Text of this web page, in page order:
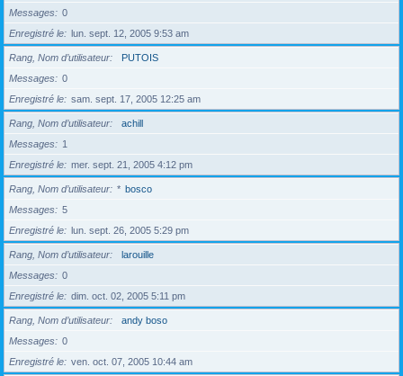
Messages
0
Enregistré le
lun. sept. 12, 2005 9:53 am
Rang, Nom d’utilisateur
PUTOIS
Messages
0
Enregistré le
sam. sept. 17, 2005 12:25 am
Rang, Nom d’utilisateur
achill
Messages
1
Enregistré le
mer. sept. 21, 2005 4:12 pm
Rang, Nom d’utilisateur * bosco
Messages
5
Enregistré le
lun. sept. 26, 2005 5:29 pm
Rang, Nom d’utilisateur
larouille
Messages
0
Enregistré le
dim. oct. 02, 2005 5:11 pm
Rang, Nom d’utilisateur
andy boso
Messages
0
Enregistré le
ven. oct. 07, 2005 10:44 am